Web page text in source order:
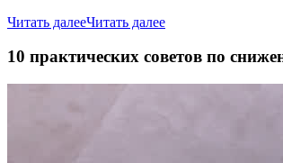
Читать далееЧитать далее
10 практических советов по